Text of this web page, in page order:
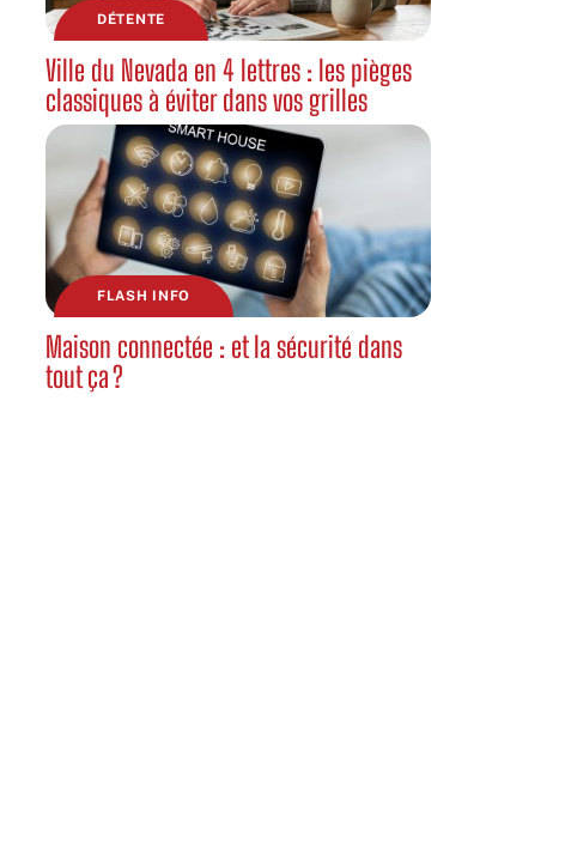
DÉTENTE
Ville du Nevada en 4 lettres : les pièges
classiques à éviter dans vos grilles
FLASH INFO
Maison connectée : et la sécurité dans
tout ça ?